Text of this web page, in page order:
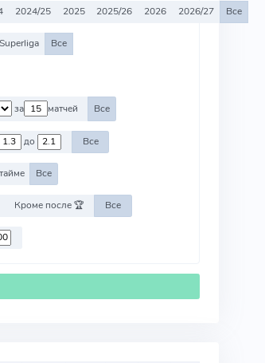
2024/25 2025 2025/26 2026 2026/27 Все
Superliga Все
за матчей Все
до Все
Все
Кроме после 🏆 Все